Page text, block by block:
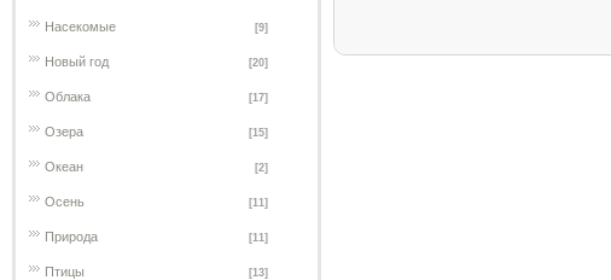
Насекомые [9]
Новый год [20]
Облака [17]
Озера [15]
Океан [2]
Осень [11]
Природа [11]
Птицы [13]